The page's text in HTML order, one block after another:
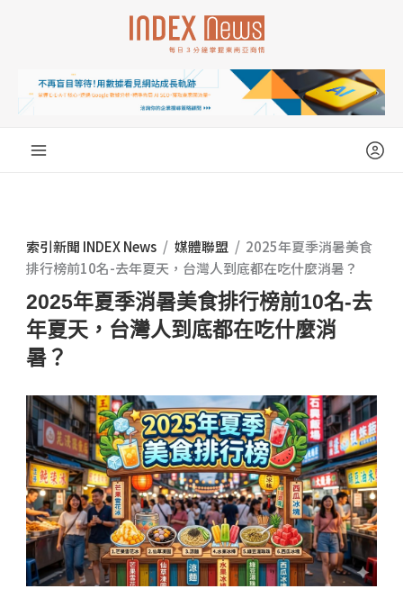
索引新聞 INDEX News / 媒體聯盟 / 2025年夏季消暑美食
排行榜前10名-去年夏天，台灣人到底都在吃什麼消暑？
2025年夏季消暑美食排行榜前10名-去
年夏天，台灣人到底都在吃什麼消
暑？